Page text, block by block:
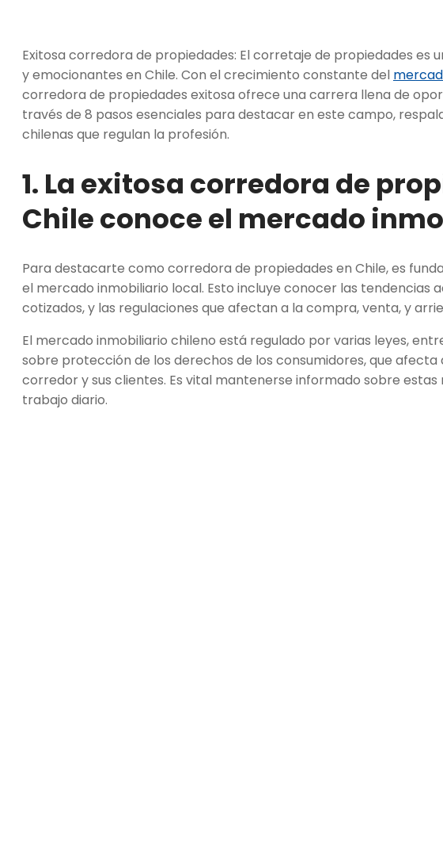
Exitosa corredora de propiedades: El corretaje de propiedades es
y emocionantes en Chile. Con el crecimiento constante del
corredora de propiedades exitosa ofrece una carrera llena de
través de 8 pasos esenciales para destacar en este campo,
chilenas que regulan la profesión.
1. La exitosa corredora de
Chile conoce el mercado
Para destacarte como corredora de propiedades en Chile, es
el mercado inmobiliario local. Esto incluye conocer las tendencias
cotizados, y las regulaciones que afectan a la compra, venta, y
El mercado inmobiliario chileno está regulado por varias leyes,
sobre protección de los derechos de los consumidores, que
corredor y sus clientes. Es vital mantenerse informado sobre
trabajo diario.